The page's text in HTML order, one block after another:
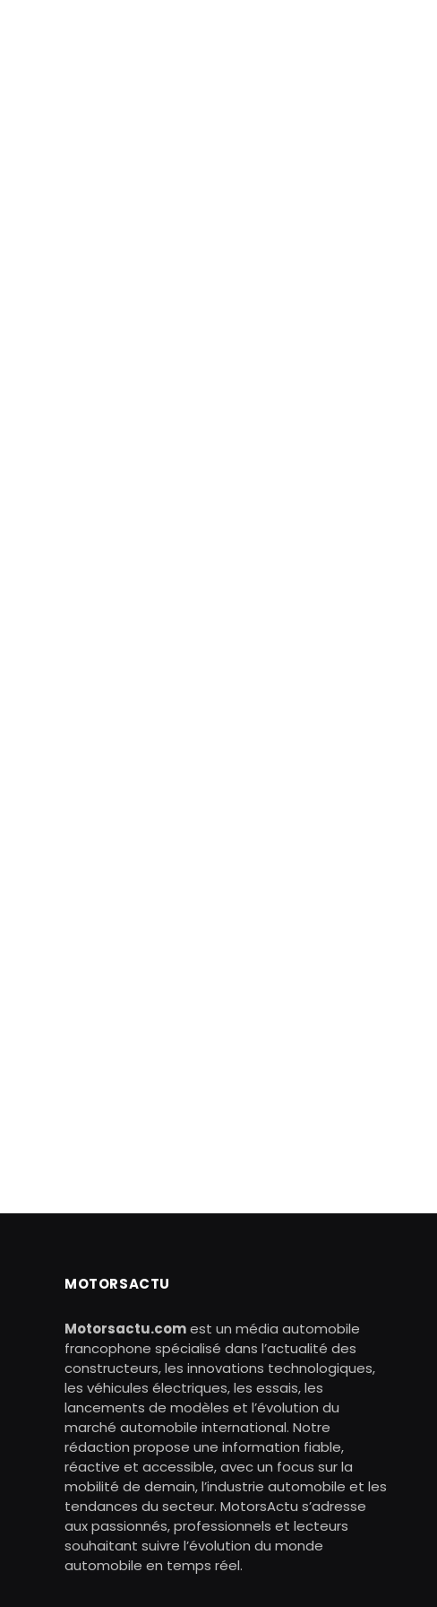
MOTORSACTU
Motorsactu.comest un média automobile
francophone spécialisé dans l’actualité des
constructeurs, les innovations technologiques,
les véhicules électriques, les essais, les
lancements de modèles et l’évolution du
marché automobile international. Notre
rédaction propose une information fiable,
réactive et accessible, avec un focus sur la
mobilité de demain, l’industrie automobile et les
tendances du secteur. MotorsActu s’adresse
aux passionnés, professionnels et lecteurs
souhaitant suivre l’évolution du monde
automobile en temps réel.